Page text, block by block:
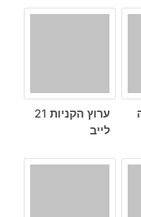
ערוץ הקניות 21
לייב